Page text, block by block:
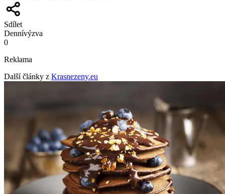
Sdílet
Dennívýzva
0
Reklama
Další články z Krasnezeny.eu